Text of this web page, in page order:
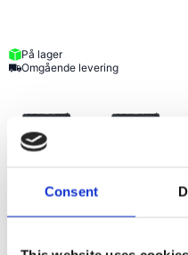
Consent
På lager
Omgående levering
På lager